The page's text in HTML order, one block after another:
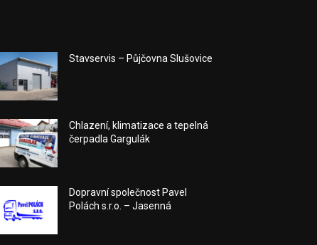
Stavservis – Půjčovna Slušovice
Chlazení, klimatizace a tepelná
čerpadla Gargulák
Dopravní společnost Pavel
Polách s.r.o. – Jasenná